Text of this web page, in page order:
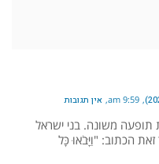
9:59 am אין תגובות
משונה. בני ישראל
הכתוב: "וַיָּבֹאוּ כָּל